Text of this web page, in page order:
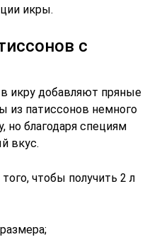
икры.
с
икру добавляют пряные
из патиссонов немного
но благодаря специям
вкус.
чтобы получить 2 л